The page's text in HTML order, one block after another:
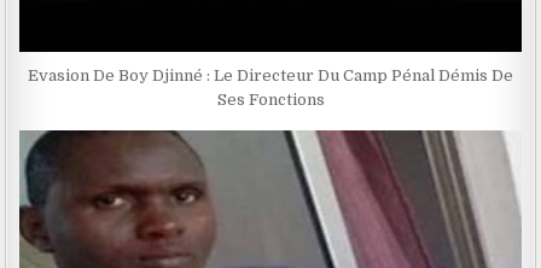
Evasion De Boy Djinné : Le Directeur Du Camp Pénal Démis De
Ses Fonctions